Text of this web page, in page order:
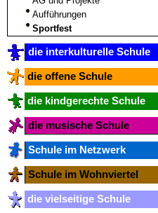
Aufführungen
Sportfest
die interkulturelle Schule
die offene Schule
die kindgerechte Schule
die musische Schule
Schule im Netzwerk
Schule im Wohnviertel
die vielseitige Schule